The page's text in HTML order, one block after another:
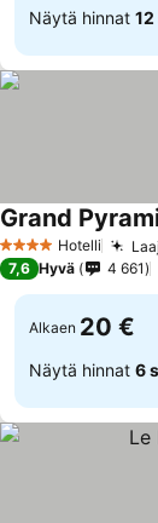
Näytä hinnat
4 Tähtiluokitus
Hotelli
Grand
7,6 Hyvä 4 661
Alkaen 20 €
Näytä hinnat 6